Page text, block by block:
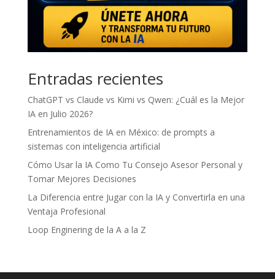
Entradas recientes
ChatGPT vs Claude vs Kimi vs Qwen: ¿Cuál es la Mejor
IA en Julio 2026?
Entrenamientos de IA en México: de prompts a
sistemas con inteligencia artificial
Cómo Usar la IA Como Tu Consejo Asesor Personal y
Tomar Mejores Decisiones
La Diferencia entre Jugar con la IA y Convertirla en una
Ventaja Profesional
Loop Enginering de la A a la Z